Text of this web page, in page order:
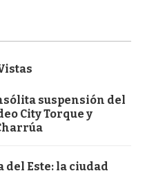
suspensión del
City Torque y
del Este: la ciudad